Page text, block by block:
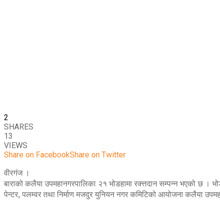
2
SHARES
13
VIEWS
Share on FacebookShare on Twitter
वीरगंज ।
बाराको कलैया उपमहानगरपालिका २१ भोडहामा रक्त्तदान सम्पन्न भएको छ
पेन्टर, पलम्वर तथा निर्माण मजदुर युनियन नगर कमिटिको आयोजना कलैया